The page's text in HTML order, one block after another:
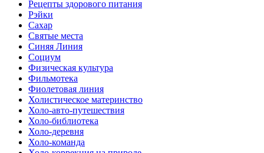
Рецепты здорового питания
Рэйки
Сахар
Святые места
Синяя Линия
Социум
Физическая культура
Фильмотека
Фиолетовая линия
Холистическое материнство
Холо-авто-путешествия
Холо-библиотека
Холо-деревня
Холо-команда